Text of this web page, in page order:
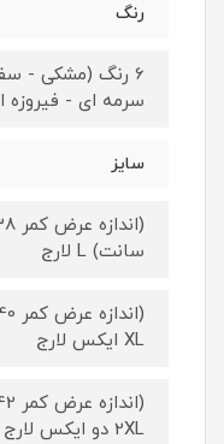
رنگ
6 رنگ (مشکی -
سرمه ای - فیروزه
سایز
سانت) L لارج
XL ایکس لارج
2XL دو ایکس لارج